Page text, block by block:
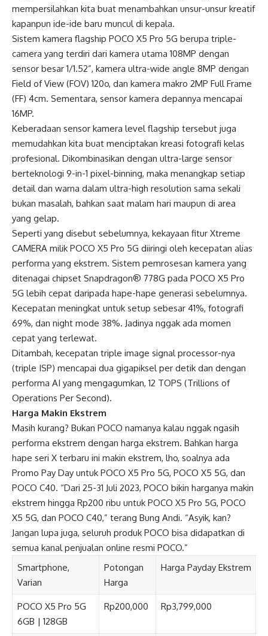
mempersilahkan kita buat menambahkan unsur-unsur kreatif
kapanpun ide-ide baru muncul di kepala.
Sistem kamera flagship POCO X5 Pro 5G berupa triple-
camera yang terdiri dari kamera utama 108MP dengan
sensor besar 1/1.52”, kamera ultra-wide angle 8MP dengan
Field of View (FOV) 120o, dan kamera makro 2MP Full Frame
(FF) 4cm. Sementara, sensor kamera depannya mencapai
16MP.
Keberadaan sensor kamera level flagship tersebut juga
memudahkan kita buat menciptakan kreasi fotografi kelas
profesional. Dikombinasikan dengan ultra-large sensor
berteknologi 9-in-1 pixel-binning, maka menangkap setiap
detail dan warna dalam ultra-high resolution sama sekali
bukan masalah, bahkan saat malam hari maupun di area
yang gelap.
Seperti yang disebut sebelumnya, kekayaan fitur Xtreme
CAMERA milik POCO X5 Pro 5G diiringi oleh kecepatan alias
performa yang ekstrem. Sistem pemrosesan kamera yang
ditenagai chipset Snapdragon® 778G pada POCO X5 Pro
5G lebih cepat daripada hape-hape generasi sebelumnya.
Kecepatan meningkat untuk setup sebesar 41%, fotografi
69%, dan night mode 38%. Jadinya nggak ada momen
cepat yang terlewat.
Ditambah, kecepatan triple image signal processor-nya
(triple ISP) mencapai dua gigapiksel per detik dan dengan
performa AI yang mengagumkan, 12 TOPS (Trillions of
Operations Per Second).
Harga Makin Ekstrem
Masih kurang? Bukan POCO namanya kalau nggak ngasih
performa ekstrem dengan harga ekstrem. Bahkan harga
hape seri X terbaru ini makin ekstrem, lho, soalnya ada
Promo Pay Day untuk POCO X5 Pro 5G, POCO X5 5G, dan
POCO C40. “Dari 25-31 Juli 2023, POCO bikin harganya makin
ekstrem hingga Rp200 ribu untuk POCO X5 Pro 5G, POCO
X5 5G, dan POCO C40,” terang Bung Andi. “Asyik, kan?
Jangan lupa juga, seluruh produk POCO bisa didapatkan di
semua kanal penjualan online resmi POCO.”
Smartphone,
Varian
Potongan
Harga
Harga Payday Ekstrem
POCO X5 Pro 5G
6GB | 128GB
Rp200,000 Rp3,799,000